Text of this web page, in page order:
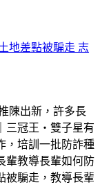
地差點被騙走 志
陳出新，許多長
三冠王‧雙子星有
，培訓一批防詐種
輩教導長輩如何防
被騙走，教導長輩